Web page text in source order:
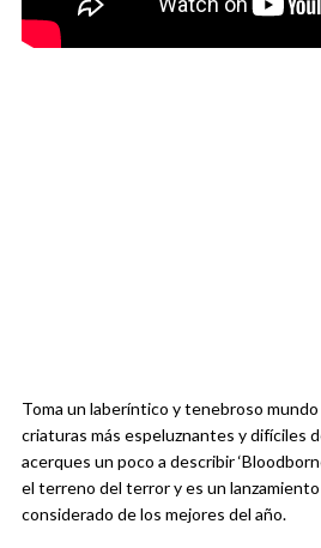
Toma un laberíntico y tenebroso
criaturas más espeluznantes y difíciles
acerques un poco a describir
el terreno del terror y es un
considerado de los mejores del año.